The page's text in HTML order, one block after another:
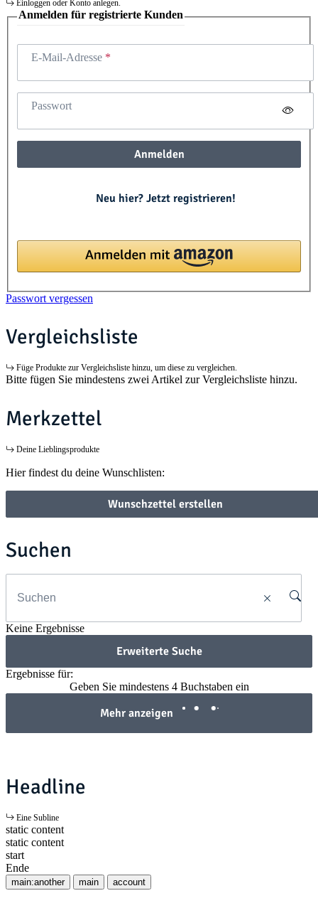
Einloggen oder Konto anlegen.
Anmelden für registrierte Kunden
E-Mail-Adresse
Passwort
Anmelden
Neu hier? Jetzt registrieren!
Passwort vergessen
Vergleichsliste
Füge Produkte zur Vergleichsliste hinzu, um diese zu vergleichen.
Bitte fügen Sie mindestens zwei Artikel zur Vergleichsliste hinzu.
Merkzettel
Deine Lieblingsprodukte
Hier findest du deine Wunschlisten:
Wunschzettel erstellen
Suchen
Keine Ergebnisse
Erweiterte Suche
Ergebnisse für:
Geben Sie mindestens 4 Buchstaben ein
Mehr anzeigen
Headline
Eine Subline
static content
static content
start
Ende
main:another main account